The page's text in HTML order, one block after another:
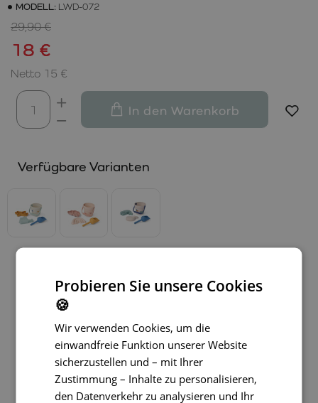
MODELL: LWD-072
18 €
29,90 €
Netto 15 €
In den Warenkorb
Verfügbare Varianten
Probieren Sie unsere Cookies
🍪
Wir verwenden Cookies, um die
einwandfreie Funktion unserer Website
sicherzustellen und – mit Ihrer
Zustimmung – Inhalte zu personalisieren,
den Datenverkehr zu analysieren und Ihr